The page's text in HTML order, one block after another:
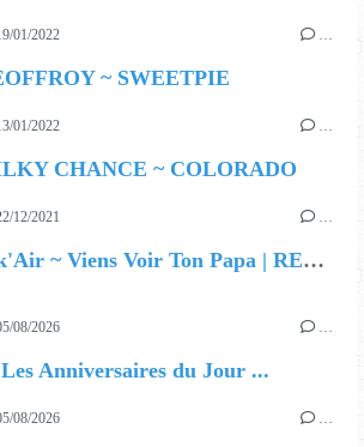
01/2022 …
~ SWEETPIE
01/2022 …
CHANCE ~ COLORADO
12/2021 …
Jok'Air ~ Viens Voir Ton Papa | RECSOUND
08/2026 …
Anniversaires du Jour ...
08/2026 …